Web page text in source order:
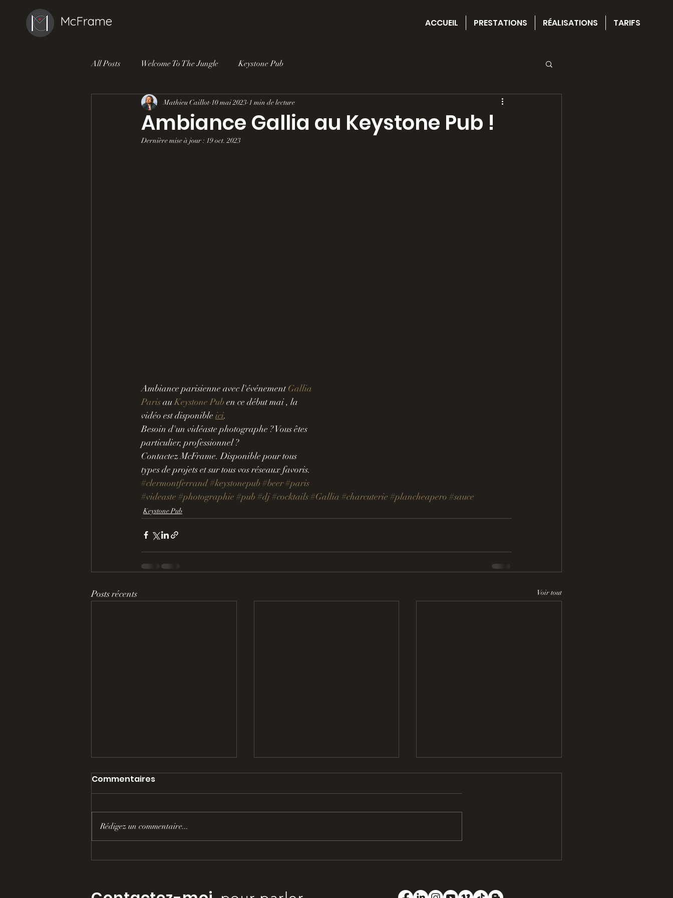
McFrame ACCUEIL PRESTATIONS RÉALISATIONS TARIFS
All Posts Welcome To The Jungle Keystone Pub
Ambiance Gallia au Keystone Pub !
Mathieu Caillot 10 mai 2023 1 min de lecture
Dernière mise à jour : 19 oct. 2023
Ambiance parisienne avec l'événement Gallia
Paris au Keystone Pub en ce début mai , la
vidéo est disponible ici.
Besoin d'un vidéaste photographe ? Vous êtes
particulier, professionnel ?
Contactez McFrame. Disponible pour tous
types de projets et sur tous vos réseaux favoris.
#clermontferrand#keystonepub #beer#paris
#videaste #photographie #pub #dj#cocktails#Gallia #charcuterie #plancheapero #sauce
Keystone Pub
Posts récents Voir tout
On fête les 6 ans du
C'est la Coupe du Monde
Place au Summer dans le
Commentaires
Rédigez un commentaire...